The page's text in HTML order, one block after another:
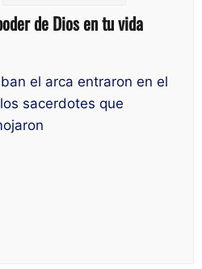
Nunca
poder
de
de Dios en tu vida
el arca entraron en el
sacerdotes que